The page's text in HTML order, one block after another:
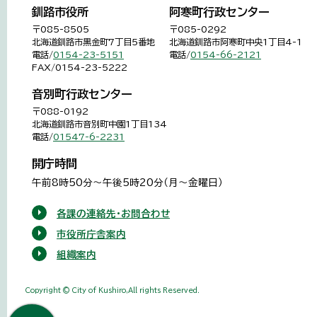
釧路市役所
〒085-8505
北海道釧路市黒金町7丁目5番地
電話/0154-23-5151
FAX/0154-23-5222
阿寒町行政センター
〒085-0292
北海道釧路市阿寒町中央1丁目4-1
電話/0154-66-2121
音別町行政センター
〒088-0192
北海道釧路市音別町中園1丁目134
電話/01547-6-2231
開庁時間
午前8時50分～午後5時20分（月～金曜日）
各課の連絡先・お問合わせ
市役所庁舎案内
組織案内
Copyright © City of Kushiro,All rights Reserved.